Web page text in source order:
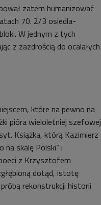
zatem humanizować
70. 2/3 osiedla-
W jednym z tych
z zazdrością do ocalałych
które na pewno na
pióra wieloletniej szefowej
Książka, którą Kazimierz
na skalę Polski” i
z Krzysztofem
dotąd, istotę
rekonstrukcji historii